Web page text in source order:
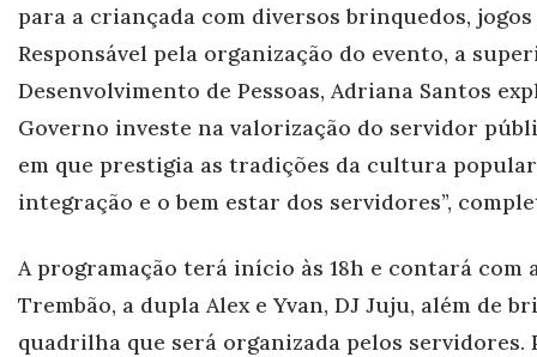
para a criançada com diversos brinquedos,
Responsável pela organização do evento, a
Desenvolvimento de Pessoas, Adriana Santos
Governo investe na valorização do servidor
em que prestigia as tradições da cultura
integração e o bem estar dos servidores”,
A programação terá início às 18h e contará com
Trembão, a dupla Alex e Yvan, DJ Juju, além de
quadrilha que será organizada pelos servidores.